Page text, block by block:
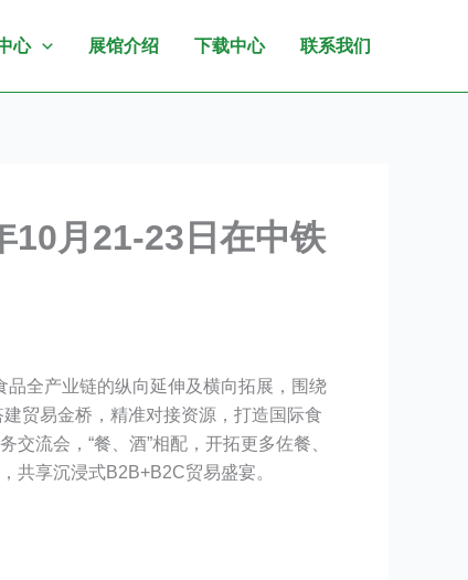
心 展馆介绍 下载中心 联系我们
10月21-23日在中铁
全产业链的纵向延伸及横向拓展，围绕
贸易金桥，精准对接资源，打造国际食
流会，“餐、酒”相配，开拓更多佐餐、
共享沉浸式B2B+B2C贸易盛宴。